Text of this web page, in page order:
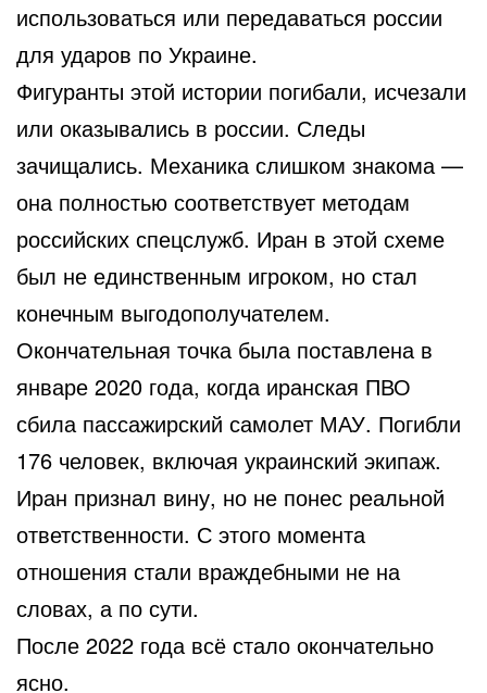
использоваться или передаваться россии
для ударов по Украине.
Фигуранты этой истории погибали, исчезали
или оказывались в россии. Следы
зачищались. Механика слишком знакома —
она полностью соответствует методам
российских спецслужб. Иран в этой схеме
был не единственным игроком, но стал
конечным выгодополучателем.
Окончательная точка была поставлена в
январе 2020 года, когда иранская ПВО
сбила пассажирский самолет МАУ. Погибли
176 человек, включая украинский экипаж.
Иран признал вину, но не понес реальной
ответственности. С этого момента
отношения стали враждебными не на
словах, а по сути.
После 2022 года всё стало окончательно
ясно.